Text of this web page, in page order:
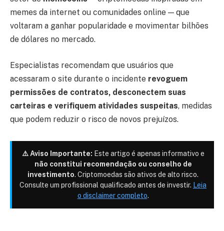
memes da internet ou comunidades online — que
voltaram a ganhar popularidade e movimentar bilhões
de dólares no mercado.
Especialistas recomendam que usuários que
acessaram o site durante o incidente revoguem
permissões de contratos, desconectem suas
carteiras e verifiquem atividades suspeitas, medidas
que podem reduzir o risco de novos prejuízos.
⚠️ Aviso Importante: Este artigo é apenas informativo e
não constitui recomendação ou conselho de
investimento. Criptomoedas são ativos de alto risco.
Consulte um profissional qualificado antes de investir. Leia
o disclaimer completo.